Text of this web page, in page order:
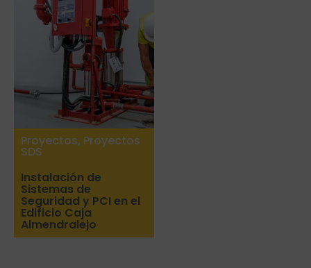
Proyectos, Proyectos
SDS
Instalación de
Sistemas de
Seguridad y PCI en el
Edificio Caja
Almendralejo